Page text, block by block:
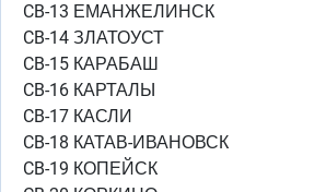
CB-13 ЕМАНЖЕЛИНСК
CB-14 ЗЛАТОУСТ
CB-15 КАРАБАШ
CB-16 КАРТАЛЫ
CB-17 КАСЛИ
CB-18 КАТАВ-ИВАНОВСК
CB-19 КОПЕЙСК